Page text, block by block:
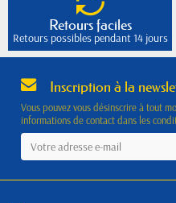
Retours faciles
Retours possibles pendant 14 jours
Inscription à la
Vous pouvez vous désinscrire à tout
informations de contact dans les